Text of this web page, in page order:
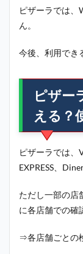
ピザーラでは、
ん。
今後、利用でき
ピザー
える？
ピザーラでは、
EXPRESS、
ただし一部の店
に各店舗での確
⇒各店舗ごとの